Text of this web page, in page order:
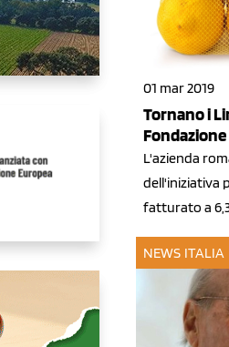
01 mar 2019
Tornano i
L'azienda
dell'iniziativa
fatturato a
NEWS ITALIA